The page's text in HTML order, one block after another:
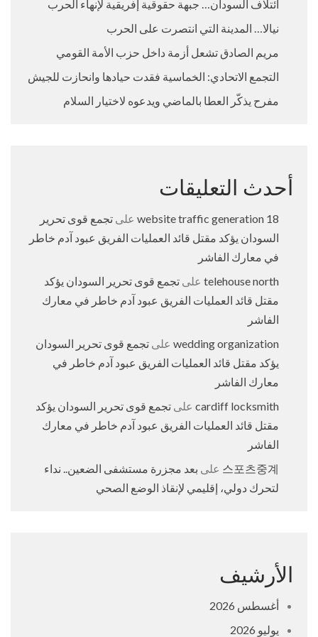
ائتلاف السودان… جبهة حقوقية إفريقية لإنهاء الحرب
نيالا… المدينة التي انتصرت على الحرب
مريم الصادق تشعل أزمة داخل حزب الأمة القومي
التجمع الاتحادي: الخماسية فقدت حيادها وانحازت للجيش
مفرح يذكّر العطا بالماضي ويدعوه لاختيار السلام
أحدث التعليقات
18 website traffic generation على تجمع قوى تحرير
السودان يؤكد مقتل قائد العمليات الفريق عبود آدم خاطر
في معارك الفاشر
telehouse north على تجمع قوى تحرير السودان يؤكد
مقتل قائد العمليات الفريق عبود آدم خاطر في معارك
الفاشر
wedding organization على تجمع قوى تحرير السودان
يؤكد مقتل قائد العمليات الفريق عبود آدم خاطر في
معارك الفاشر
cardiff locksmith على تجمع قوى تحرير السودان يؤكد
مقتل قائد العمليات الفريق عبود آدم خاطر في معارك
الفاشر
스포츠중계 على بعد مجزرة مستشفى الضعين.. نداء
لتحرك دولي، إقليمي لإنقاذ الوضع الصحي
الأرشيف
أغسطس 2026
يوليو 2026